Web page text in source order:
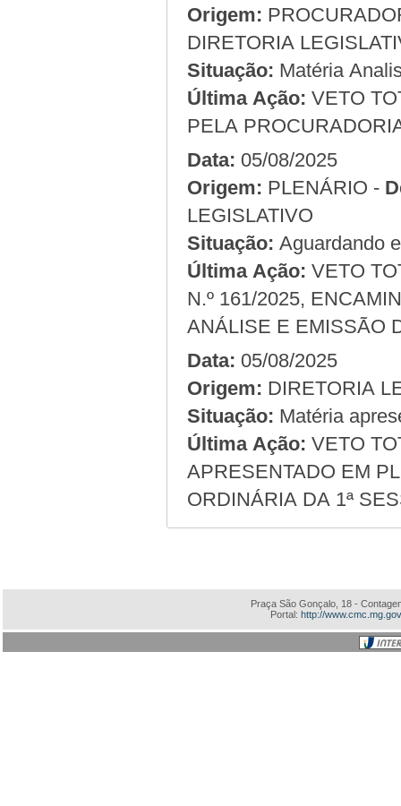
Origem:
DIRETORIA
Situação: Matéria
Última Ação: VETO
PELA
Data: 05/08/2025
Origem:
PLENÁRIO -
LEGISLATIVO
Situação: Aguardando
Última Ação: VETO
N.º 161/2025,
ANÁLISE E EMISSÃO
Data: 05/08/2025
Origem:
Situação: Matéria
Última Ação: VETO
APRESENTADO EM
ORDINÁRIA DA 1ª
Praça São Gonçalo, 18 -
Portal: http://